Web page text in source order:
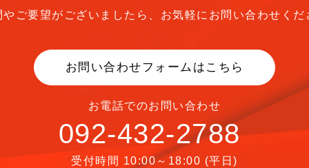
ご要望がございましたら、 お気軽にお問い合わせくだ
お問い合わせフォームはこちら
お電話でのお問い合わせ
092-432-2788
受付時間 10:00～18:00 (平日)